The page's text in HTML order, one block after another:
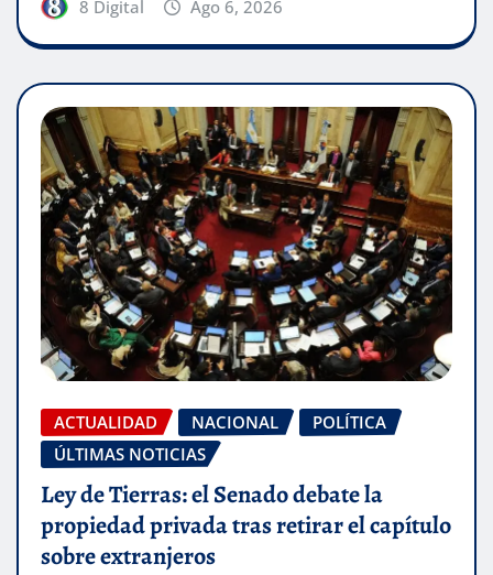
8 Digital Ago 6, 2026
ACTUALIDAD NACIONAL
POLÍTICA
ÚLTIMAS NOTICIAS
Ley de Tierras: el Senado debate la
propiedad privada tras retirar el capítulo
sobre extranjeros